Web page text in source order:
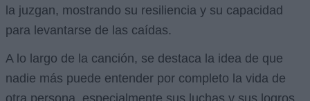
la juzgan, mostrando su resiliencia y su capacidad
para levantarse de las caídas.
A lo largo de la canción, se destaca la idea de que
nadie más puede entender por completo la vida de
otra persona, especialmente sus luchas y sus logros.